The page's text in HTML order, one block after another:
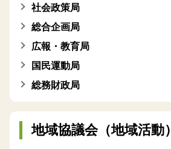
社会政策局
総合企画局
広報・教育局
国民運動局
総務財政局
地域協議会（地域活動）